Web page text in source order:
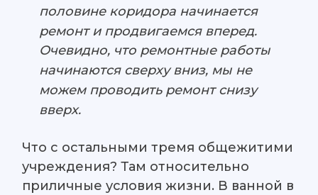
половине коридора начинается
ремонт и продвигаемся вперед.
Очевидно, что ремонтные работы
начинаются сверху вниз, мы не
можем проводить ремонт снизу
вверх.
Что с остальными тремя общежитими
учреждения? Там относительно
приличные условия жизни. В ванной в